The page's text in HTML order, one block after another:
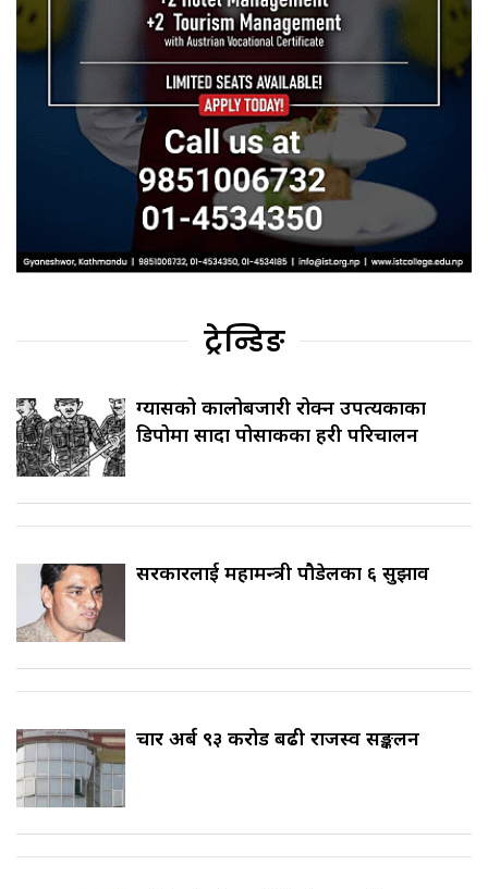
ट्रेन्डिङ
ग्यासको कालोबजारी रोक्न उपत्यकाका
डिपोमा सादा पोसाकका प्रहरी परिचालन
सरकारलाई महामन्त्री पौडेलका ६ सुझाव
चार अर्ब ९३ करोड बढी राजस्व सङ्कलन